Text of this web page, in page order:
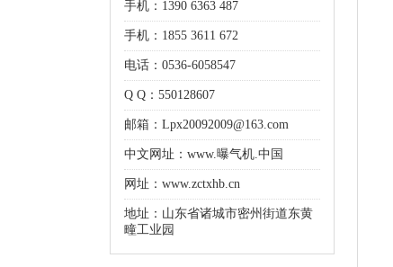
手机：1390 6363 487
手机：1855 3611 672
电话：0536-6058547
Q Q：550128607
邮箱：Lpx20092009@163.com
中文网址： www.曝气机.中国
网址：www.zctxhb.cn
地址：山东省诸城市密州街道东黄
疃工业园